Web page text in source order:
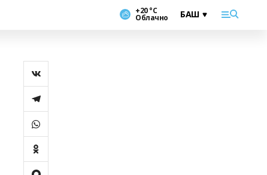
+20 °С
Облачно